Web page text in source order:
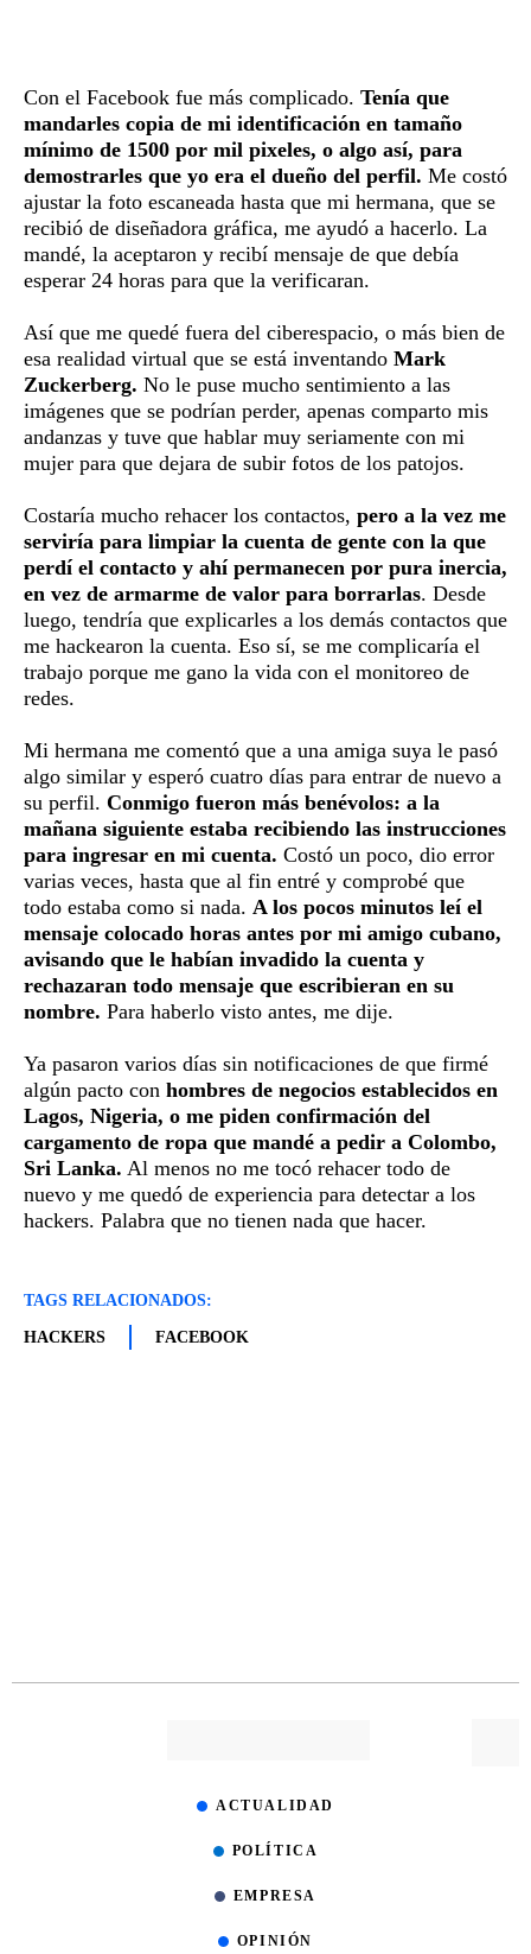
Con el Facebook fue más complicado. Tenía que
mandarles copia de mi identificación en tamaño
mínimo de 1500 por mil pixeles, o algo así, para
demostrarles que yo era el dueño del perfil. Me costó
ajustar la foto escaneada hasta que mi hermana, que se
recibió de diseñadora gráfica, me ayudó a hacerlo. La
mandé, la aceptaron y recibí mensaje de que debía
esperar 24 horas para que la verificaran.
Así que me quedé fuera del ciberespacio, o más bien de
esa realidad virtual que se está inventando Mark
Zuckerberg. No le puse mucho sentimiento a las
imágenes que se podrían perder, apenas comparto mis
andanzas y tuve que hablar muy seriamente con mi
mujer para que dejara de subir fotos de los patojos.
Costaría mucho rehacer los contactos, pero a la vez me
serviría para limpiar la cuenta de gente con la que
perdí el contacto y ahí permanecen por pura inercia,
en vez de armarme de valor para borrarlas. Desde
luego, tendría que explicarles a los demás contactos que
me hackearon la cuenta. Eso sí, se me complicaría el
trabajo porque me gano la vida con el monitoreo de
redes.
Mi hermana me comentó que a una amiga suya le pasó
algo similar y esperó cuatro días para entrar de nuevo a
su perfil. Conmigo fueron más benévolos: a la
mañana siguiente estaba recibiendo las instrucciones
para ingresar en mi cuenta. Costó un poco, dio error
varias veces, hasta que al fin entré y comprobé que
todo estaba como si nada. A los pocos minutos leí el
mensaje colocado horas antes por mi amigo cubano,
avisando que le habían invadido la cuenta y
rechazaran todo mensaje que escribieran en su
nombre. Para haberlo visto antes, me dije.
Ya pasaron varios días sin notificaciones de que firmé
algún pacto con hombres de negocios establecidos en
Lagos, Nigeria, o me piden confirmación del
cargamento de ropa que mandé a pedir a Colombo,
Sri Lanka. Al menos no me tocó rehacer todo de
nuevo y me quedó de experiencia para detectar a los
hackers. Palabra que no tienen nada que hacer.
TAGS RELACIONADOS:
HACKERS FACEBOOK
ACTUALIDAD
POLÍTICA
EMPRESA
OPINIÓN